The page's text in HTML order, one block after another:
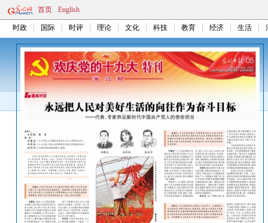
首页 English
时政 国际 时评 理论 文化 科技 教育 经济 生活